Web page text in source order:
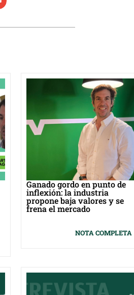
Ganado gordo en punto de
inflexión: la industria
propone baja valores y se
frena el mercado
NOTA COMPLETA